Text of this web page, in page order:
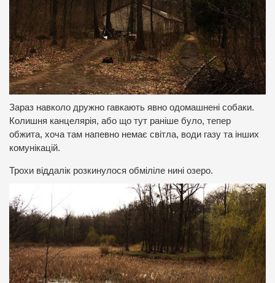
Зараз навколо дружно гавкають явно одомашнені собаки.
Колишня канцелярія, або що тут раніше було, тепер
обжита, хоча там напевно немає світла, води газу та інших
комунікацій.
Трохи віддалік розкинулося обміліле нині озеро.